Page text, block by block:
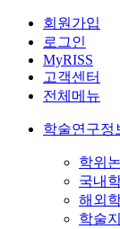
회원가입
로그인
MyRISS
고객센터
전체메뉴
학술연구정
학위
국내
해외
학술지